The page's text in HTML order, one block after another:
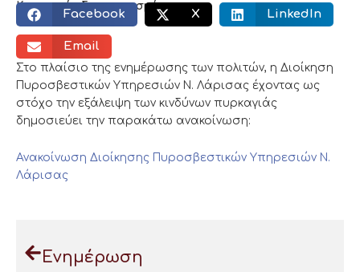
Κοινωνικός διαμοιρασμός:
Facebook X LinkedIn
Email
Στο πλαίσιο της ενημέρωσης των πολιτών, η Διοίκηση
Πυροσβεστικών Υπηρεσιών Ν. Λάρισας έχοντας ως
στόχο την εξάλειψη των κινδύνων πυρκαγιάς
δημοσιεύει την παρακάτω ανακοίνωση:
Ανακοίνωση Διοίκησης Πυροσβεστικών Υπηρεσιών Ν.
Λάρισας
Ενημέρωση